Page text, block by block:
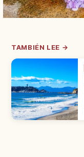
TAMBIÉN LEE →